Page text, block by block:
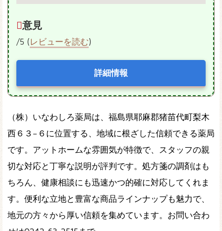
意見
/5 (レビューを読む)
詳細情報
（株）いなわしろ薬局は、福島県耶麻郡猪苗代町梨木
西６３−６に位置する、地域に根ざした信頼できる薬局
です。アットホームな雰囲気が特徴で、スタッフの親
切な対応と丁寧な説明が評判です。処方箋の調剤はも
ちろん、健康相談にも迅速かつ的確に対応してくれま
す。便利な立地と豊富な商品ラインナップも魅力で、
地元の方々から厚い信頼を集めています。お問い合わ